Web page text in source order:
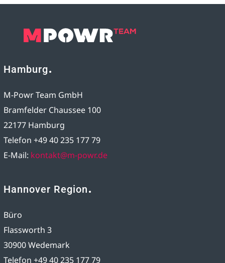
Hamburg
M-Powr Team GmbH
Bramfelder Chaussee 100
22177 Hamburg
Telefon +49 40 235 177 79
E-Mail: kontakt@m-powr.de
Hannover Region
Büro
Flassworth 3
30900 Wedemark
Telefon +49 40 235 177 79